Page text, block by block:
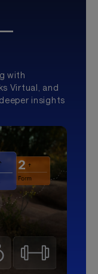
with
Virtual, and
insights